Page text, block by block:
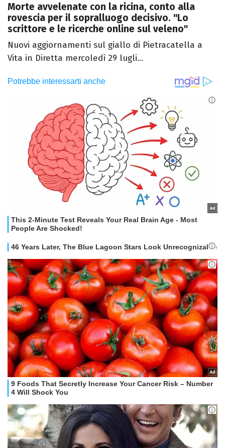
Morte avvelenate con la ricina, conto alla
rovescia per il sopralluogo decisivo. "Lo
scrittore e le ricerche online sul veleno"
Nuovi aggiornamenti sul giallo di Pietracatella a
Vita in Diretta mercoledì 29 lugli...